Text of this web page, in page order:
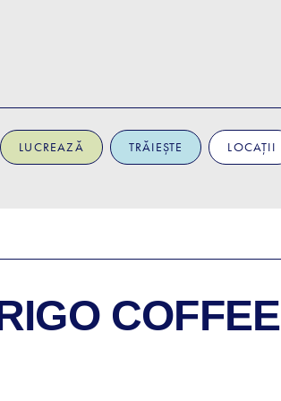
LUCREAZĂ TRĂIEȘTE LOCAȚII
COFFEE